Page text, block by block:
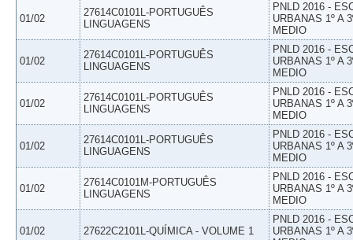
01/02
27614C0101L-PORTUGUÊS
LINGUAGENS
PNLD 2016 -
URBANAS 1º A
MEDIO
01/02
27614C0101L-PORTUGUÊS
LINGUAGENS
PNLD 2016 -
URBANAS 1º A
MEDIO
01/02
27614C0101L-PORTUGUÊS
LINGUAGENS
PNLD 2016 -
URBANAS 1º A
MEDIO
01/02
27614C0101L-PORTUGUÊS
LINGUAGENS
PNLD 2016 -
URBANAS 1º A
MEDIO
01/02
27614C0101M-PORTUGUÊS
LINGUAGENS
PNLD 2016 -
URBANAS 1º A
MEDIO
01/02 27622C2101L-QUÍMICA - VOLUME 1
PNLD 2016 -
URBANAS 1º A